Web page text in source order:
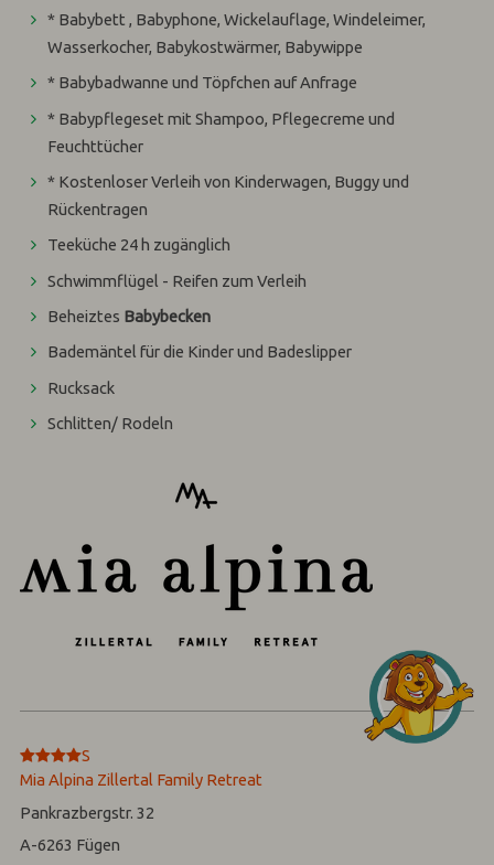
* Babybett , Babyphone, Wickelauflage, Windeleimer,
Wasserkocher, Babykostwärmer, Babywippe
* Babybadwanne und Töpfchen auf Anfrage
* Babypflegeset mit Shampoo, Pflegecreme und
Feuchttücher
* Kostenloser Verleih von Kinderwagen, Buggy und
Rückentragen
Teeküche 24 h zugänglich
Schwimmflügel - Reifen zum Verleih
Beheiztes Babybecken
Bademäntel für die Kinder und Badeslipper
Rucksack
Schlitten/ Rodeln
****
S
Mia Alpina Zillertal Family Retreat
Pankrazbergstr. 32
A-6263 Fügen